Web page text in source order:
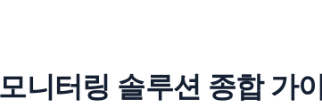
니터링 솔루션 종합 가